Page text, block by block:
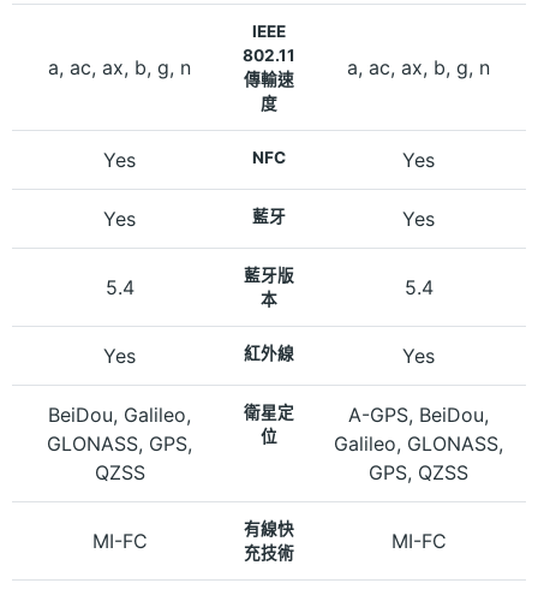
a, ac, ax, b, g, n
IEEE
802.11
傳輸速
度
a, ac, ax, b, g, n
Yes NFC Yes
Yes 藍牙 Yes
5.4
藍牙版
本
5.4
Yes 紅外線 Yes
BeiDou, Galileo,
GLONASS, GPS,
QZSS
衛星定
位
A-GPS, BeiDou,
Galileo, GLONASS,
GPS, QZSS
MI-FC
有線快
充技術
MI-FC